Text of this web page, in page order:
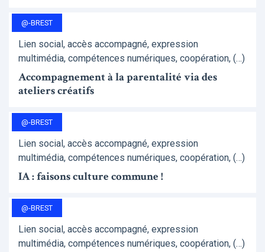
@-BREST
Lien social, accès accompagné, expression
multimédia, compétences numériques, coopération, (…)
Accompagnement à la parentalité via des
ateliers créatifs
@-BREST
Lien social, accès accompagné, expression
multimédia, compétences numériques, coopération, (…)
IA : faisons culture commune !
@-BREST
Lien social, accès accompagné, expression
multimédia, compétences numériques, coopération, (…)